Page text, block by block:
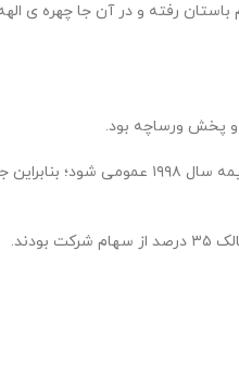
رفته و در آن جا چهره ی
و پخش ورساچه بود.
سانتو ورساچه، برادر جیانی، به همراه دوست هم دانشگاهی خود، کلودیا